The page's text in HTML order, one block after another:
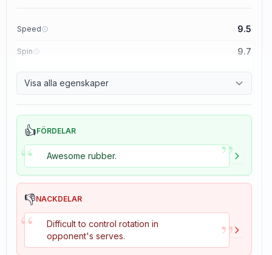
Speed 9.5
Spin 9.7
Visa alla egenskaper
👍FÖRDELAR
“ Awesome rubber. ”
👎NACKDELAR
“
Difficult to control rotation in
opponent's serves.
”